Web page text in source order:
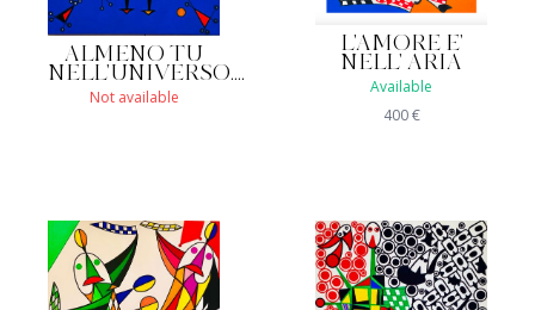
ALMENO TU
NELL'UNIVERSO....
Not available
L'AMORE E'
NELL' ARIA
Available
400€